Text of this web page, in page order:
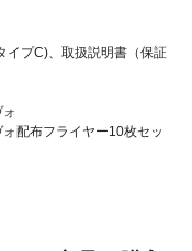
イプC)、取扱説明書（保証
配布フライヤー10枚セッ